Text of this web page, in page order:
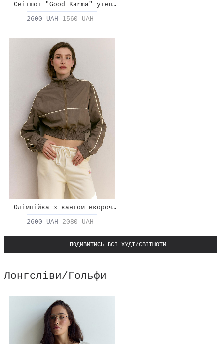
Світшот "Good Karma" утеплений
2600 UAH 1560 UAH
Олімпійка з кантом вкорочена
2600 UAH 2080 UAH
ПОДИВИТИСЬ ВСІ ХУДІ/СВІТШОТИ
Лонгсліви/Гольфи